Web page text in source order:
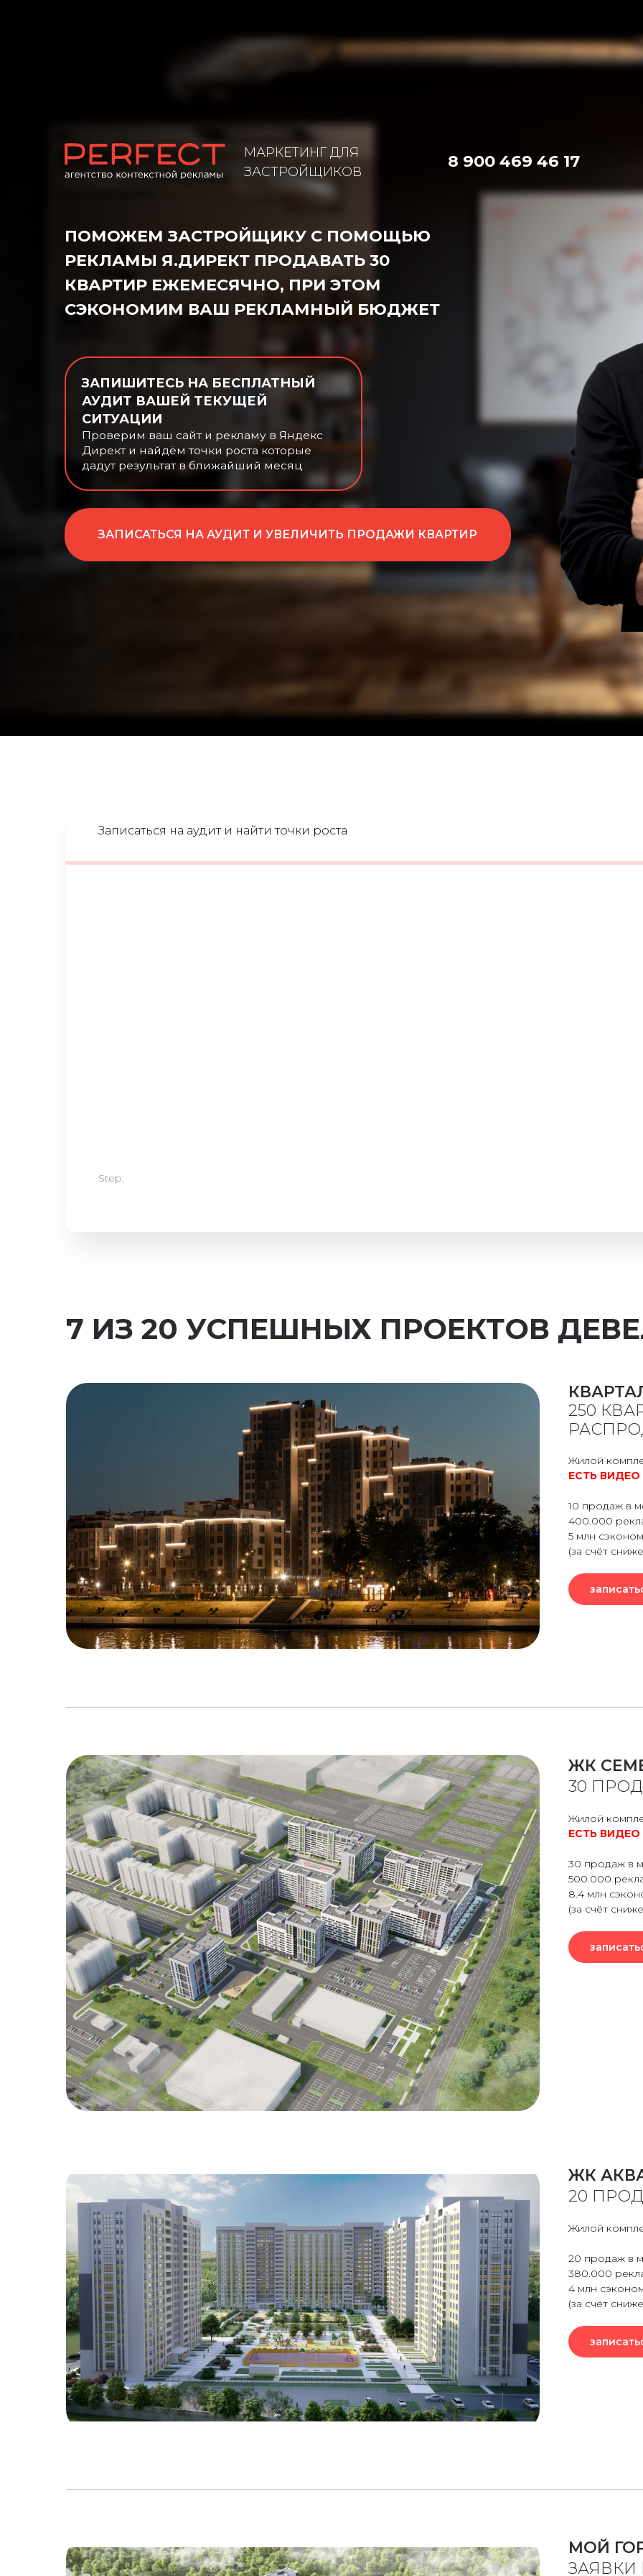
АУДИТ ВАШЕЙ ТЕКУЩЕЙ
Проверим ваш сайт и рекламу в Яндекс
Директ и найдём точки роста которые
дадут результат в ближайший месяц
РЕКЛАМЫ Я.ДИРЕКТ ПРОДАВАТЬ 30
КВАРТИР ЕЖЕМЕСЯЧНО, ПРИ ЭТОМ
СЭКОНОМИМ ВАШ РЕКЛАМНЫЙ БЮДЖЕТ
ЗАСТРОЙЩИКОВ
ЗАПИСАТЬСЯ НА АУДИТ И УВЕЛИЧИТЬ ПРОДАЖИ КВАРТИР
Записаться на аудит и найти точки роста
Step:
7 ИЗ 20 УСПЕШНЫХ ПРОЕКТОВ
250
Жилой
ЕСТЬ
10 продаж в
400.000
5 млн
(за счёт
ЖК
30
Жилой
ЕСТЬ
30 продаж в
500.000
8.4 млн
(за счёт
ЖК
20
Жилой
20 продаж в
380.000
4 млн
(за счёт
МОЙ
ЗАЯВКИ